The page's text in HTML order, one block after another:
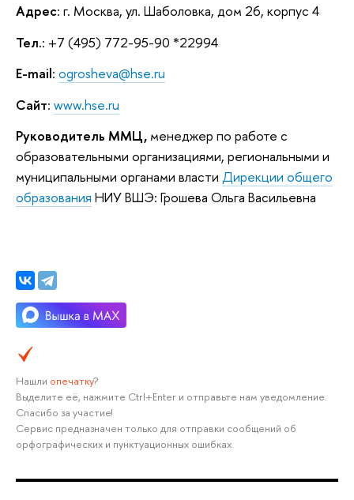
Адрес: г. Москва, ул. Шаболовка, дом 26, корпус 4
Тел.: +7 (495) 772-95-90 *22994
E-mail: ogrosheva@hse.ru
Сайт: www.hse.ru
Руководитель ММЦ, менеджер по работе с
образовательными организациями, региональными и
муниципальными органами власти Дирекции общего
образования НИУ ВШЭ: Грошева Ольга Васильевна
Нашли опечатку?
Выделите её, нажмите Ctrl+Enter и отправьте нам уведомление.
Спасибо за участие!
Сервис предназначен только для отправки сообщений об
орфографических и пунктуационных ошибках.